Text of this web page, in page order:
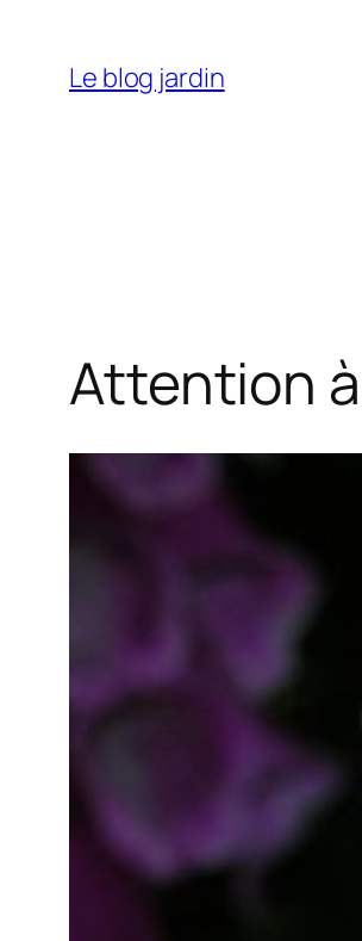
contenu
Le blog jardin
Attention